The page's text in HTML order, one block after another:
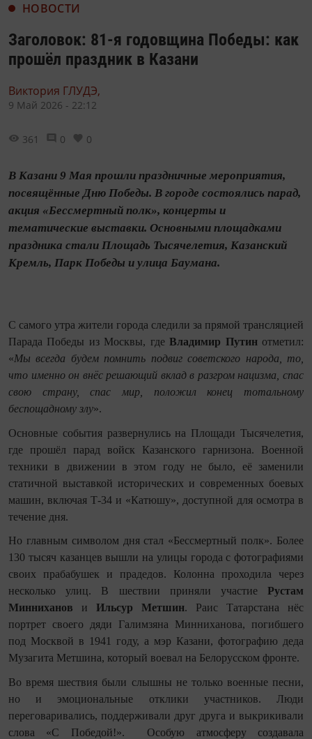
НОВОСТИ
Заголовок: 81-я годовщина Победы: как
прошёл праздник в Казани
Виктория ГЛУДЭ,
9 Май 2026 - 22:12
361 0 0
В Казани 9 Мая прошли праздничные мероприятия,
посвящённые Дню Победы. В городе состоялись парад,
акция «Бессмертный полк», концерты и
тематические выставки. Основными площадками
праздника стали Площадь Тысячелетия, Казанский
Кремль, Парк Победы и улица Баумана.
С самого утра жители города следили за прямой трансляцией
Парада Победы из Москвы, гдеВладимир Путинотметил:
«Мы всегда будем помнить подвиг советского народа, то,
что именно он внёс решающий вклад в разгром нацизма, спас
свою страну, спас мир, положил конец тотальному
беспощадному злу».
Основные события развернулись на Площади Тысячелетия,
где прошёл парад войск Казанского гарнизона. Военной
техники в движении в этом году не было, её заменили
статичной выставкой исторических и современных боевых
машин, включая Т-34 и «Катюшу», доступной для осмотра в
течение дня.
Но главным символом дня стал «Бессмертный полк». Более
130 тысяч казанцев вышли на улицы города с фотографиями
своих прабабушек и прадедов. Колонна проходила через
несколько улиц. В шествии приняли участие Рустам
Минниханов и Ильсур Метшин. Раис Татарстана нёс
портрет своего дяди Галимзяна Минниханова, погибшего
под Москвой в 1941 году, а мэр Казани, фотографию деда
Музагита Метшина, который воевал на Белорусском фронте.
Во время шествия были слышны не только военные песни,
но и эмоциональные отклики участников. Люди
переговаривались, поддерживали друг друга и выкрикивали
слова «С Победой!». Особую атмосферу создавала